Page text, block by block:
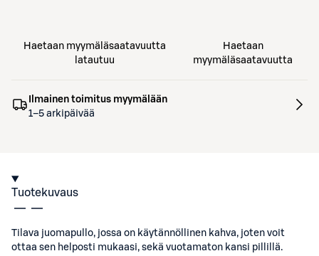
Haetaan myymäläsaatavuutta
latautuu
Haetaan
myymäläsaatavuutta
Ilmainen toimitus myymälään
1–5 arkipäivää
Tuotekuvaus
Tilava juomapullo, jossa on käytännöllinen kahva, joten voit
ottaa sen helposti mukaasi, sekä vuotamaton kansi pillillä.